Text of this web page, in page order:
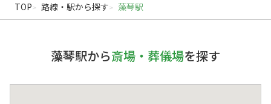
TOP 路線・駅から探す 藻琴駅
藻琴駅から斎場・葬儀場を探す